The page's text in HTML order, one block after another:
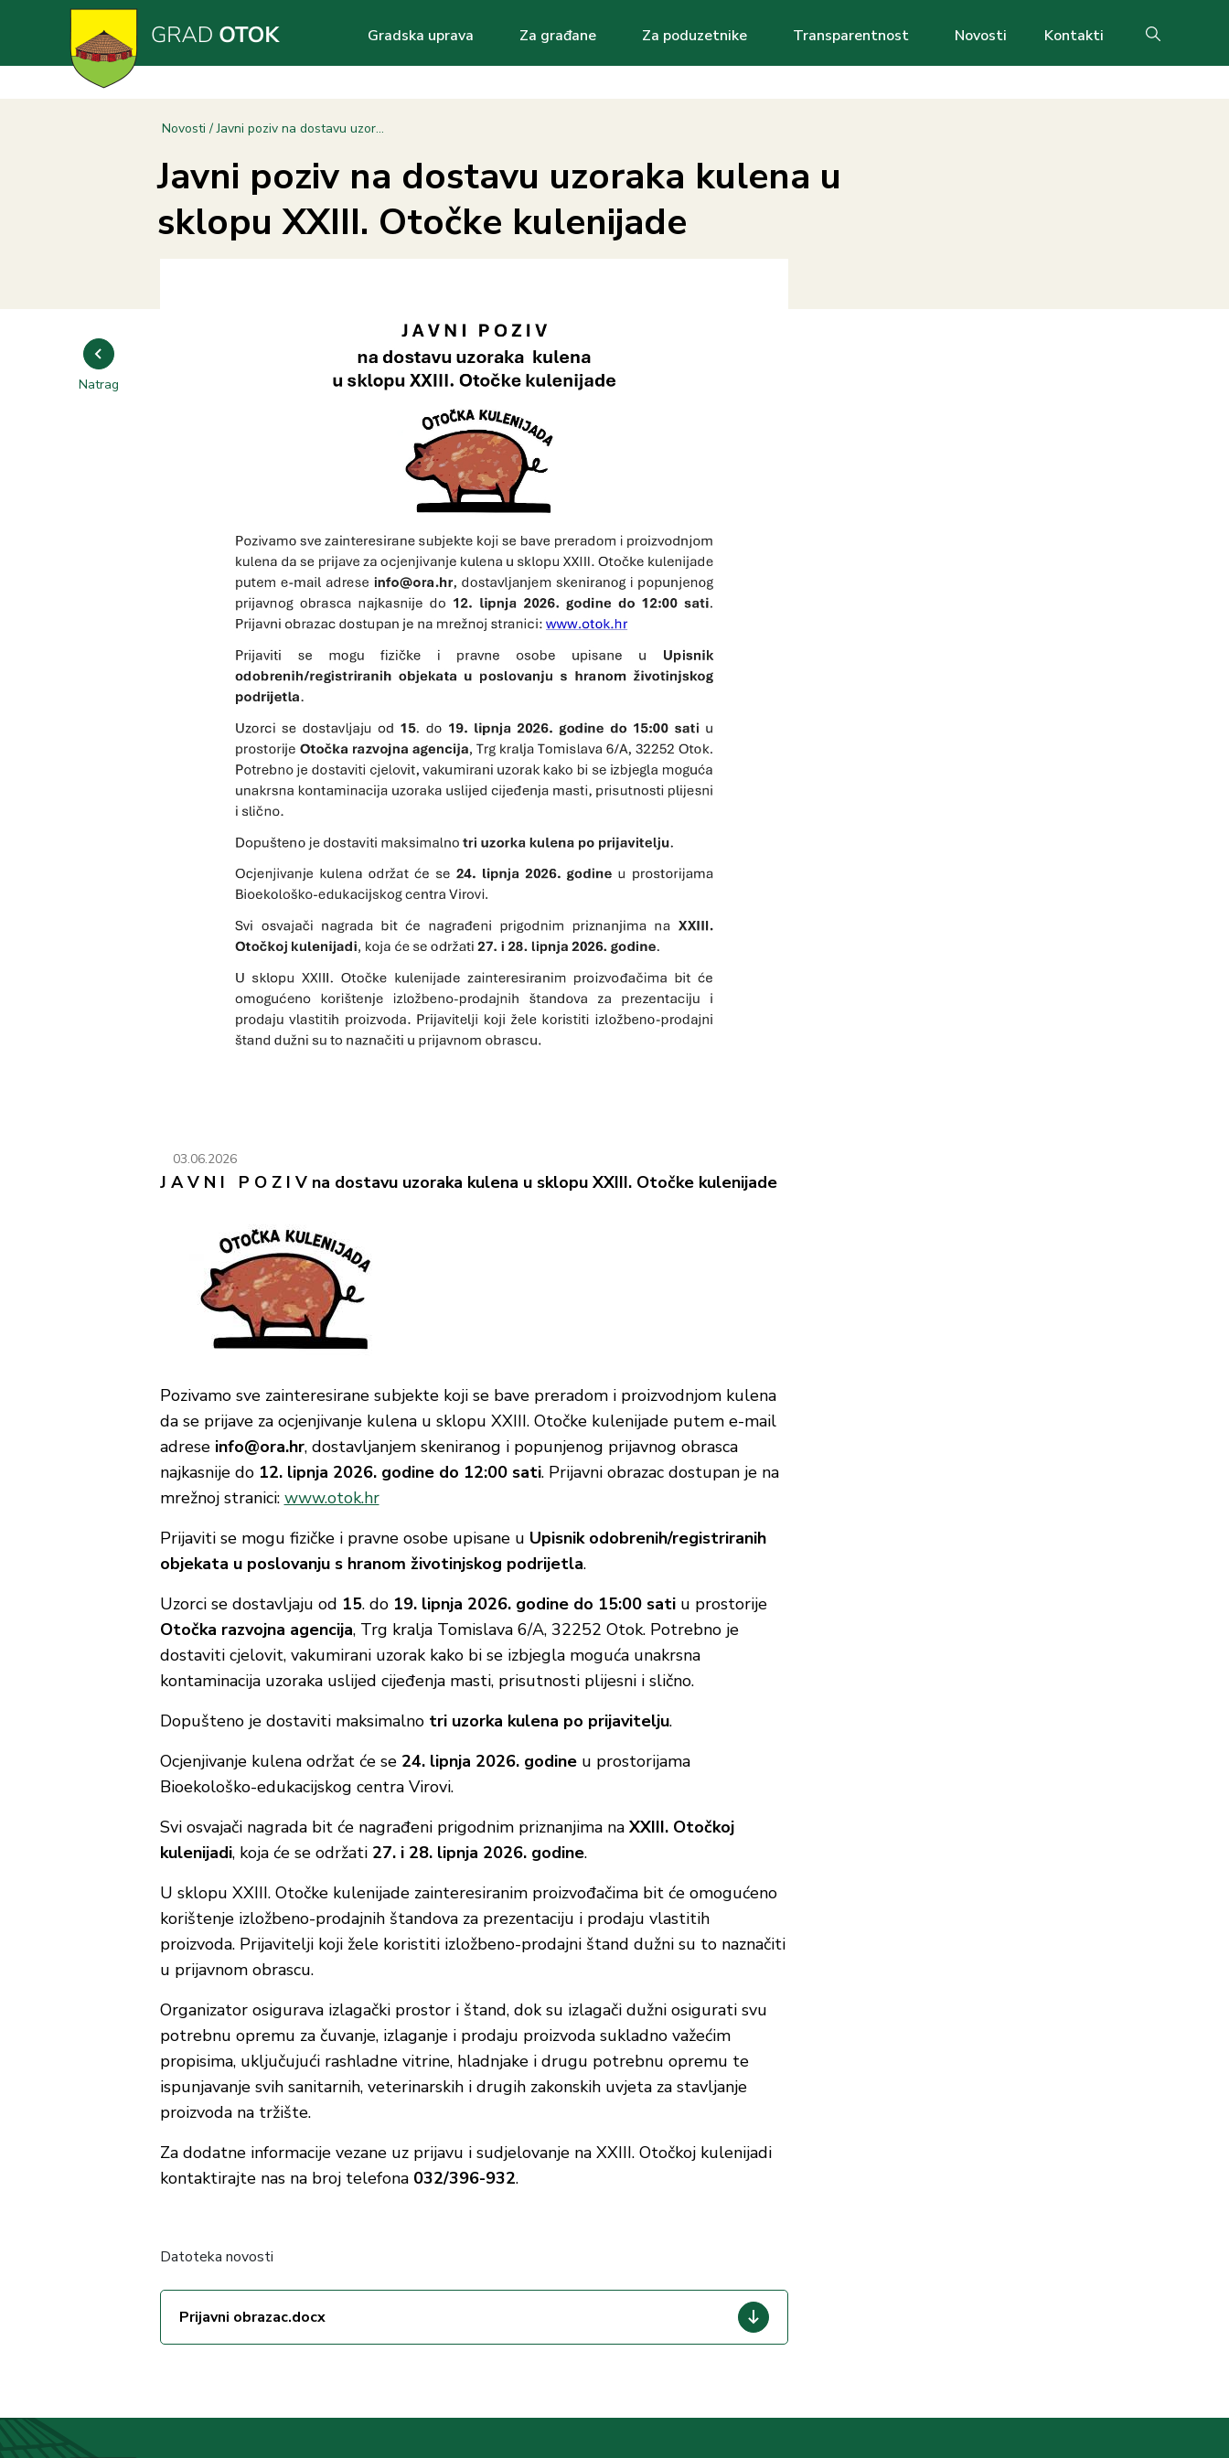
Main
navigation
Gradska uprava Za građane Za poduzetnike Transparentnost Novosti Kontakti Search
Breadcrumb
Novosti Javni poziv na dostavu uzor...
Javni poziv na dostavu uzoraka kulena u
sklopu XXIII. Otočke kulenijade
Natrag
03.06.2026
J A V N I P O Z I V na dostavu uzoraka kulena u sklopu XXIII. Otočke kulenijade
Pozivamo sve zainteresirane subjekte koji se bave preradom i proizvodnjom kulena
da se prijave za ocjenjivanje kulena u sklopu XXIII. Otočke kulenijade putem e-mail
adrese info@ora.hr, dostavljanjem skeniranog i popunjenog prijavnog obrasca
najkasnije do 12. lipnja 2026. godine do 12:00 sati. Prijavni obrazac dostupan je na
mrežnoj stranici: www.otok.hr
Prijaviti se mogu fizičke i pravne osobe upisane u Upisnik odobrenih/registriranih
objekata u poslovanju s hranom životinjskog podrijetla.
Uzorci se dostavljaju od 15. do 19. lipnja 2026. godine do 15:00 satiu prostorije
Otočka razvojna agencija, Trg kralja Tomislava 6/A, 32252 Otok. Potrebno je
dostaviti cjelovit, vakumirani uzorak kako bi se izbjegla moguća unakrsna
kontaminacija uzoraka uslijed cijeđenja masti, prisutnosti plijesni i slično.
Dopušteno je dostaviti maksimalno tri uzorka kulena po prijavitelju.
Ocjenjivanje kulena održat će se 24. lipnja 2026. godine u prostorijama
Bioekološko-edukacijskog centra Virovi.
Svi osvajači nagrada bit će nagrađeni prigodnim priznanjima na XXIII. Otočkoj
kulenijadi, koja će se održati 27. i 28. lipnja 2026. godine.
U sklopu XXIII. Otočke kulenijade zainteresiranim proizvođačima bit će omogućeno
korištenje izložbeno-prodajnih štandova za prezentaciju i prodaju vlastitih
proizvoda. Prijavitelji koji žele koristiti izložbeno-prodajni štand dužni su to naznačiti
u prijavnom obrascu.
Organizator osigurava izlagački prostor i štand, dok su izlagači dužni osigurati svu
potrebnu opremu za čuvanje, izlaganje i prodaju proizvoda sukladno važećim
propisima, uključujući rashladne vitrine, hladnjake i drugu potrebnu opremu te
ispunjavanje svih sanitarnih, veterinarskih i drugih zakonskih uvjeta za stavljanje
proizvoda na tržište.
Za dodatne informacije vezane uz prijavu i sudjelovanje na XXIII. Otočkoj kulenijadi
kontaktirajte nas na broj telefona 032/396-932.
Datoteka novosti
Prijavni obrazac.docx